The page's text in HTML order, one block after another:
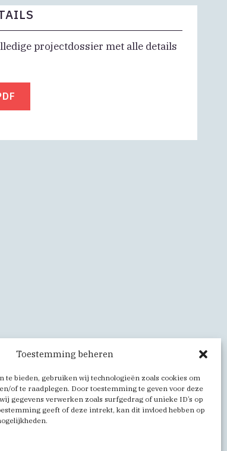
Toestemming beheren
te bieden, gebruiken wij technologieën zoals cookies om
of te raadplegen. Door toestemming te geven voor deze
gegevens verwerken zoals surfgedrag of unieke ID’s op
geeft of deze intrekt, kan dit invloed hebben op
projectdossier met alle details